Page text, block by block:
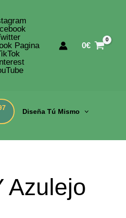
Pagina
0€
Diseña Tú Mismo
Azulejo